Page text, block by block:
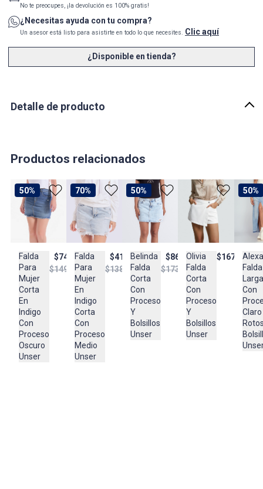
No te preocupes, ¡la devolución es 100% gratis!
¿Necesitas ayuda con tu compra?
Un asesor está listo para asistirte en todo lo que necesites. Clic aquí
¿Disponible en tienda?
Detalle de producto
ensancha sutilmente hacia el ruedo, ofreciendo un equilibrio
perfecto entre feminidad y un estilo utilitario moderno. Su
confección garantiza una estructura firme con la elasticidad
necesaria para brindar lbertad de movimiento durante todo el día.
Su diseño unicolor en blanco óptimo integra funcionales bolsillos
de parche posteriores con costuras decorativas, resaltando su
pretina con pasadores, cierre frontal de cremallera con botón
metálico.
País de origen:
COLOMBIA
Importador:
BAGUER
Cuidado y Lavado
GENERAL
LAVAR EN MAQUINA, NO USAR BLANQUEADORES, PLANCHAR A
TEMPERATURA TIBIA, LAVAR Y SECAR CON COLORES SIMILARES
Productos relacionados
50%
Falda
Para
Mujer
Corta
En
Indigo
Con
Proceso
Oscuro
Unser
$74.950
$149.950
70%
Falda
Para
Mujer
En
Indigo
Corta
Con
Proceso
Medio
Unser
$41.950
$138.950
50%
Belinda
Falda
Corta
Con
Proceso
Y
Bolsillos
Unser
$86.950
$173.950
Olivia
Falda
Corta
Con
Proceso
Y
Bolsillos
Unser
$167.900
50%
Alexa
Falda
Larga
Con
Claro